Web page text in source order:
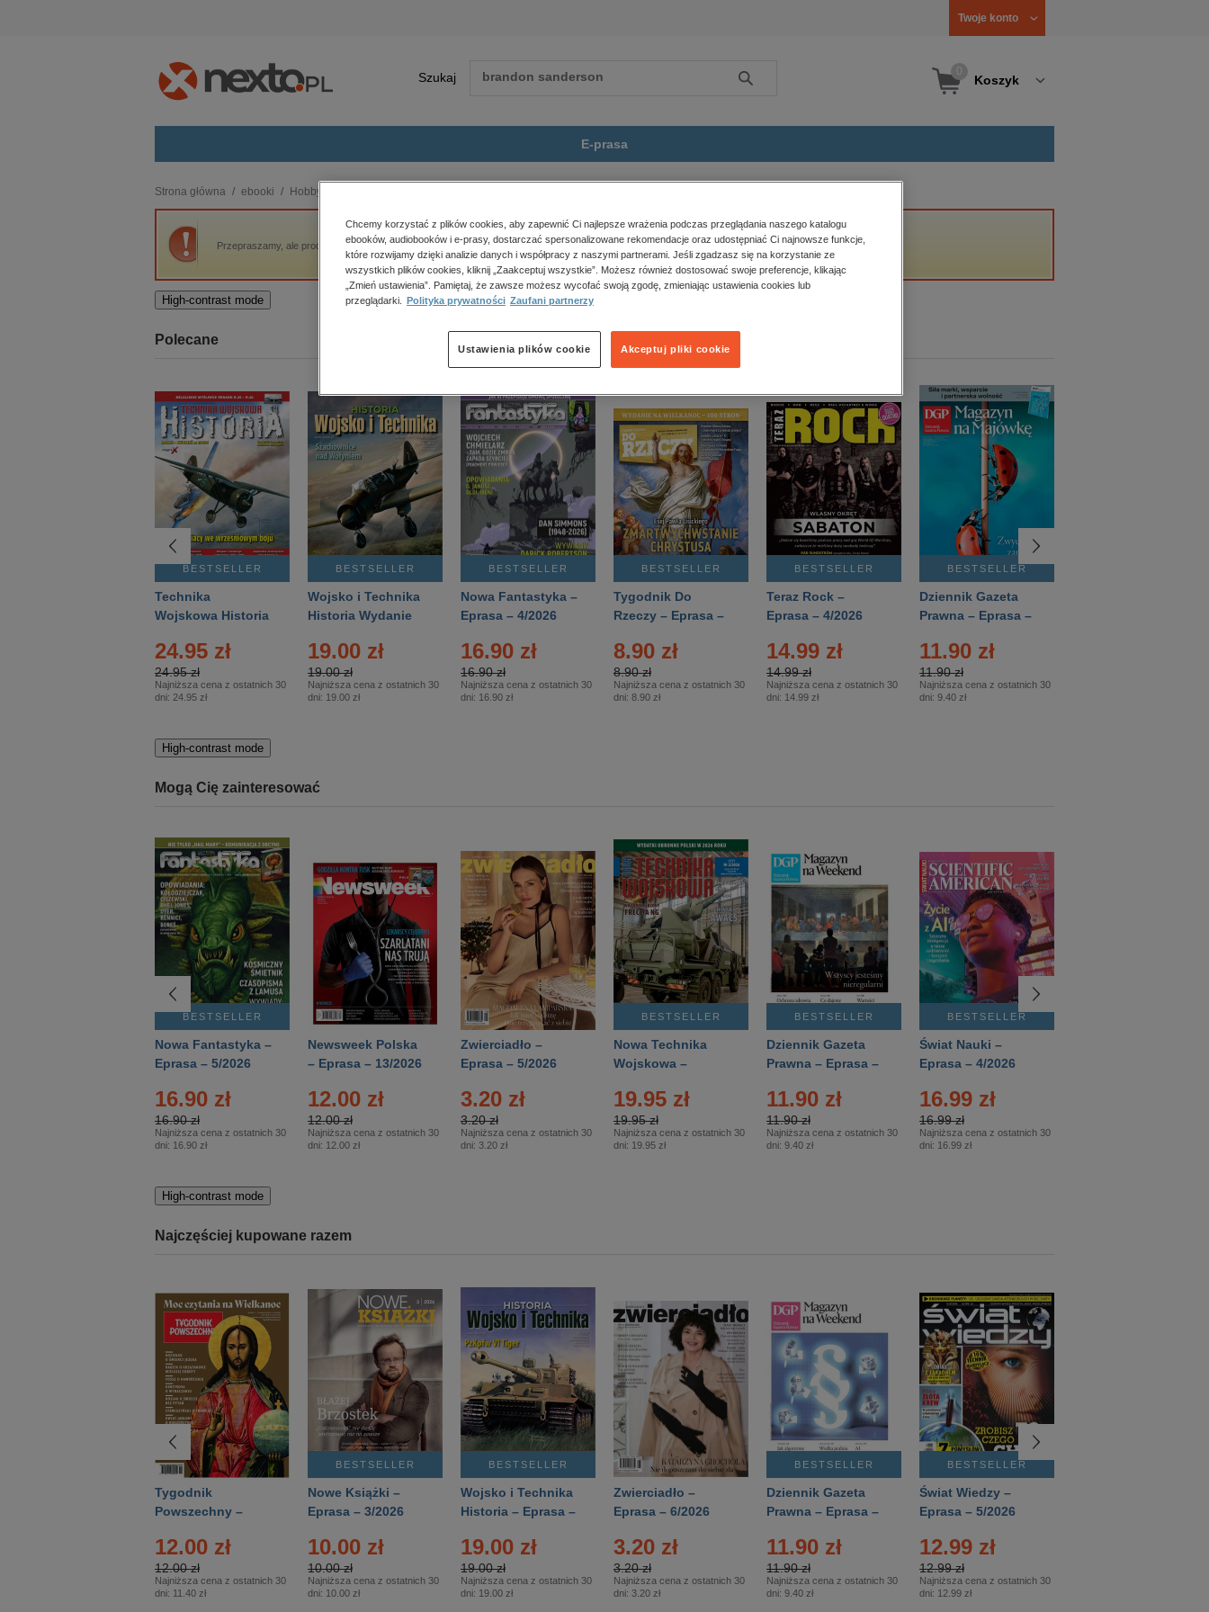
Twoje konto
Szukaj Szukaj Koszyk
E-prasa
budownictwo, aranżacja wnętrz
biznesowe, branżowe, gospodarka
darmowe wydania
edukacja
kobiece, lifestyle, kultura
polityka, społeczno-informacyjne
psychologiczne
inne
popularno-naukowe
historia
zdrowie
religie
Strona główna ebooki Hobby
Przepraszamy, ale produkt „Moje dziecko się złości. Droga do spokoju w rodzinie pełnej emocji” nie jest dostępny.
High-contrast mode
Polecane
BESTSELLER
Technika
Wojskowa Historia
24.95 zł
24.95 zł
Najniższa cena z ostatnich 30
dni: 24.95 zł
BESTSELLER
Wojsko i Technika
Historia Wydanie
– 2/2026
19.00 zł
19.00 zł
Najniższa cena z ostatnich 30
dni: 19.00 zł
BESTSELLER
Nowa Fantastyka –
Eprasa – 4/2026
16.90 zł
16.90 zł
Najniższa cena z ostatnich 30
dni: 16.90 zł
BESTSELLER
Tygodnik Do
Rzeczy – Eprasa –
8.90 zł
8.90 zł
Najniższa cena z ostatnich 30
dni: 8.90 zł
BESTSELLER
Teraz Rock –
Eprasa – 4/2026
14.99 zł
14.99 zł
Najniższa cena z ostatnich 30
dni: 14.99 zł
BESTSELLER
Dziennik Gazeta
Prawna – Eprasa –
11.90 zł
11.90 zł
Najniższa cena z ostatnich 30
dni: 9.40 zł
High-contrast mode
Mogą Cię zainteresować
BESTSELLER
Nowa Fantastyka –
Eprasa – 5/2026
16.90 zł
16.90 zł
Najniższa cena z ostatnich 30
dni: 16.90 zł
Newsweek Polska
– Eprasa – 13/2026
12.00 zł
12.00 zł
Najniższa cena z ostatnich 30
dni: 12.00 zł
Zwierciadło –
Eprasa – 5/2026
3.20 zł
3.20 zł
Najniższa cena z ostatnich 30
dni: 3.20 zł
BESTSELLER
Nowa Technika
Wojskowa –
19.95 zł
19.95 zł
Najniższa cena z ostatnich 30
dni: 19.95 zł
BESTSELLER
Dziennik Gazeta
Prawna – Eprasa –
11.90 zł
11.90 zł
Najniższa cena z ostatnich 30
dni: 9.40 zł
BESTSELLER
Świat Nauki –
Eprasa – 4/2026
16.99 zł
16.99 zł
Najniższa cena z ostatnich 30
dni: 16.99 zł
High-contrast mode
Najczęściej kupowane razem
Tygodnik
Powszechny –
12.00 zł
12.00 zł
Najniższa cena z ostatnich 30
dni: 11.40 zł
BESTSELLER
Nowe Książki –
Eprasa – 3/2026
10.00 zł
10.00 zł
Najniższa cena z ostatnich 30
dni: 10.00 zł
BESTSELLER
Wojsko i Technika
Historia – Eprasa –
19.00 zł
19.00 zł
Najniższa cena z ostatnich 30
dni: 19.00 zł
Zwierciadło –
Eprasa – 6/2026
3.20 zł
3.20 zł
Najniższa cena z ostatnich 30
dni: 3.20 zł
BESTSELLER
Dziennik Gazeta
Prawna – Eprasa –
11.90 zł
11.90 zł
Najniższa cena z ostatnich 30
dni: 9.40 zł
BESTSELLER
Świat Wiedzy –
Eprasa – 5/2026
12.99 zł
12.99 zł
Najniższa cena z ostatnich 30
dni: 12.99 zł
Chcemy korzystać z plików cookies, aby zapewnić Ci najlepsze wrażenia podczas przeglądania naszego katalogu
ebooków, audiobooków i e-prasy, dostarczać spersonalizowane rekomendacje oraz udostępniać Ci najnowsze funkcje,
które rozwijamy dzięki analizie danych i współpracy z naszymi partnerami. Jeśli zgadzasz się na korzystanie ze
wszystkich plików cookies, kliknij „Zaakceptuj wszystkie”. Możesz również dostosować swoje preferencje, klikając
„Zmień ustawienia”. Pamiętaj, że zawsze możesz wycofać swoją zgodę, zmieniając ustawienia cookies lub
przeglądarki.
Polityka prywatności Zaufani partnerzy
Akceptuj pliki cookie
Ustawienia plików cookie